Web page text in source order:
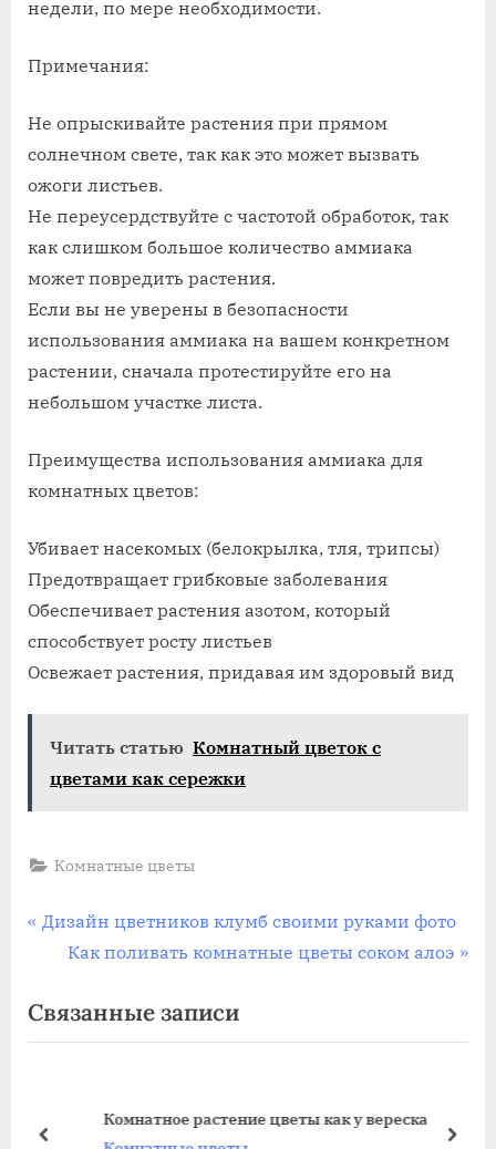
недели, по мере необходимости.
Примечания:
Не опрыскивайте растения при прямом
солнечном свете, так как это может вызвать
ожоги листьев.
Не переусердствуйте с частотой обработок, так
как слишком большое количество аммиака
может повредить растения.
Если вы не уверены в безопасности
использования аммиака на вашем конкретном
растении, сначала протестируйте его на
небольшом участке листа.
Преимущества использования аммиака для
комнатных цветов:
Убивает насекомых (белокрылка, тля, трипсы)
Предотвращает грибковые заболевания
Обеспечивает растения азотом, который
способствует росту листьев
Освежает растения, придавая им здоровый вид
Читать статью Комнатный цветок с
цветами как сережки
Комнатные цветы
Навигация
записям
П
д
ы
щ
Дизайн цветников клумб своими руками фото
С
е
д
Как поливать комнатные цветы соком алоэ
Связанные записи
Комнатное растение цветы как у вереска
пред